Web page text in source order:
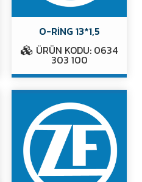
O-RİNG 13*1,5
ÜRÜN KODU: 0634
303 100